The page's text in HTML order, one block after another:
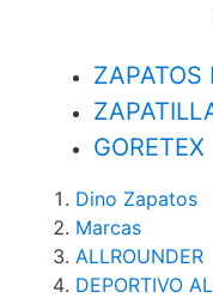
ZAPATOS
GORETEX
Dino Zapatos
Marcas
ALLROUNDER
DEPORTIVO